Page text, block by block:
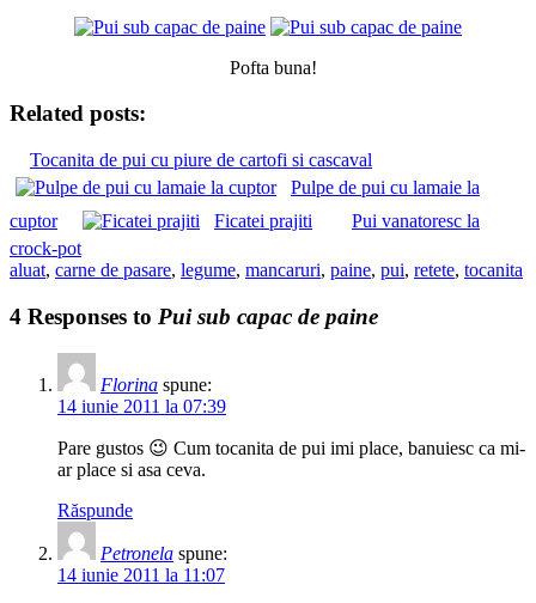
Pofta buna!
Related posts:
Tocanita de pui cu piure de cartofi si cascaval
Pulpe de pui cu lamaie la
cuptor
Ficatei prajiti
Pui vanatoresc la
crock-pot
aluat, carne de pasare, legume, mancaruri, paine, pui, retete, tocanita
4 Responses to Pui sub capac de paine
Florina spune:
14 iunie 2011 la 07:39
Pare gustos 😉 Cum tocanita de pui imi place, banuiesc ca mi-
ar place si asa ceva.
Răspunde
Petronela spune:
14 iunie 2011 la 11:07